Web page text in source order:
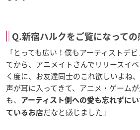
Q.新宿ハルクをご覧になっての
「とっても広い！僕もアーティストデ
てから、アニメイトさんでリリースイ
く度に、お友達同士のこれ欲しいよね
声が耳に入ってきて、アニメ・ゲーム
も、
アーティスト側への愛も忘れずに
ているお店だなと感じました」